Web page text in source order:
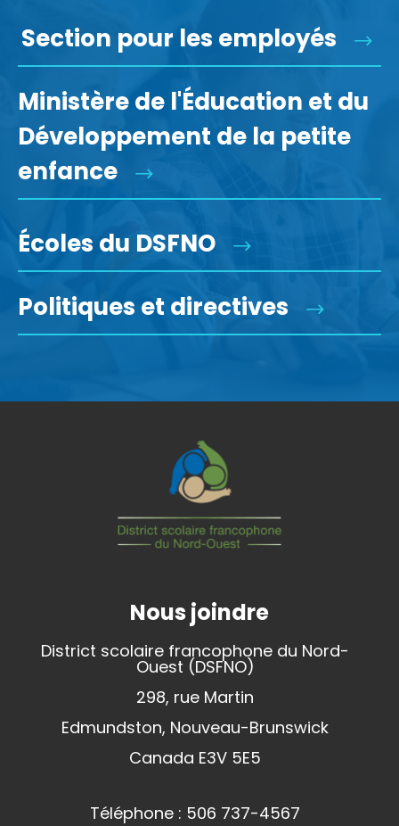
Section pour les employés
Ministère de l'Éducation et du
Développement de la petite
enfance
Écoles du DSFNO
Politiques et directives
Nous joindre
District scolaire francophone du Nord-
Ouest (DSFNO)
298, rue Martin
Edmundston, Nouveau-Brunswick
Canada E3V 5E5
Téléphone : 506 737-4567